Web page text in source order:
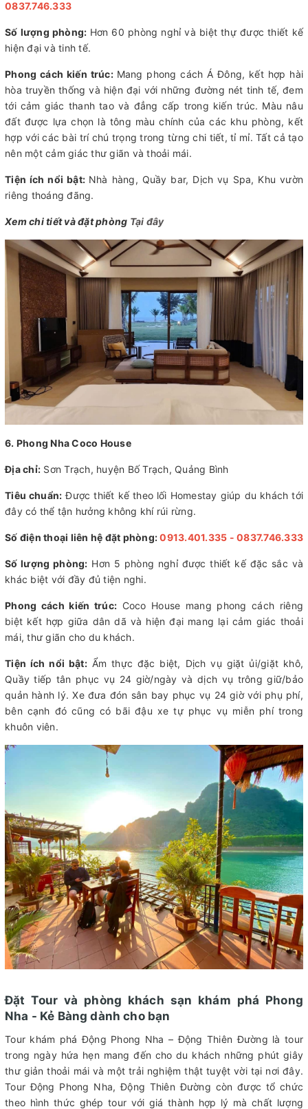
0837.746.333
Số lượng phòng: Hơn 60 phòng nghỉ và biệt thự được thiết kế
hiện đại và tinh tế.
Phong cách kiến trúc: Mang phong cách Á Đông, kết hợp hài
hòa truyền thống và hiện đại với những đường nét tinh tế, đem
tới cảm giác thanh tao và đẳng cấp trong kiến trúc. Màu nâu
đất được lựa chọn là tông màu chính của các khu phòng, kết
hợp với các bài trí chú trọng trong từng chi tiết, tỉ mỉ. Tất cả tạo
nên một cảm giác thư giãn và thoải mái.
Tiện ích nổi bật: Nhà hàng, Quầy bar, Dịch vụ Spa, Khu vườn
riêng thoáng đãng.
Xem chi tiết và đặt phòng Tại đây
6. Phong Nha Coco House
Địa chỉ: Sơn Trạch, huyện Bố Trạch, Quảng Bình
Tiêu chuẩn: Được thiết kế theo lối Homestay giúp du khách tới
đây có thể tận hưởng không khí rúi rừng.
Số điện thoại liên hệ đặt phòng:0913.401.335 - 0837.746.333
Số lượng phòng: Hơn 5 phòng nghỉ được thiết kế đặc sắc và
khác biệt với đầy đủ tiện nghi.
Phong cách kiến trúc: Coco House mang phong cách riêng
biệt kết hợp giữa dân dã và hiện đại mang lại cảm giác thoải
mái, thư giãn cho du khách.
Tiện ích nổi bật:Ẩm thực đặc biệt, Dịch vụ giặt ủi/giặt khô,
Quầy tiếp tân phục vụ 24 giờ/ngày và dịch vụ trông giữ/bảo
quản hành lý. Xe đưa đón sân bay phục vụ 24 giờ với phụ phí,
bên cạnh đó cũng có bãi đậu xe tự phục vụ miễn phí trong
khuôn viên.
Đặt Tour và phòng khách sạn khám phá Phong
Nha - Kẻ Bàng dành cho bạn
Tour khám phá Động Phong Nha – Động Thiên Đường là tour
trong ngày hứa hẹn mang đến cho du khách những phút giây
thư giản thoải mái và một trải nghiệm thật tuyệt vời tại nơi đây.
Tour Động Phong Nha, Động Thiên Đường còn được tổ chức
theo hình thức ghép tour với giá thành hợp lý mà chất lượng